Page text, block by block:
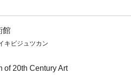
館
キビジュツカン
of 20th Century Art